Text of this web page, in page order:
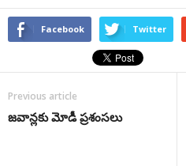
Facebook Twitter
Previous article
జ‌వాన్ల‌కు మోడీ ప్ర‌శంస‌లు